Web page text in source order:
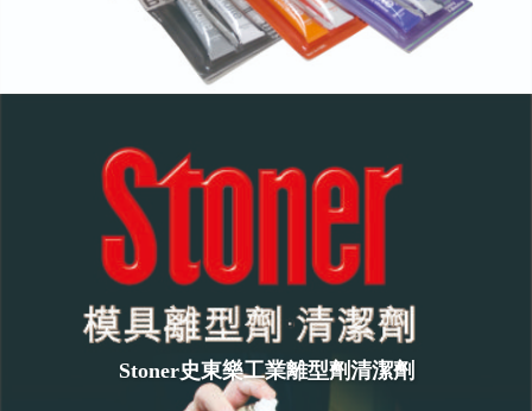
Stoner史東樂工業離型劑清潔劑